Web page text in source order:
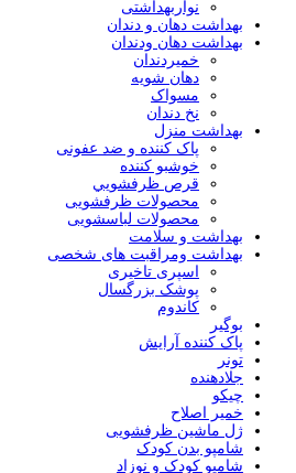
نواربهداشتی
بهداشت دهان و دندان
بهداشت دهان ودندان
خمیردندان
دهان شویه
مسواک
نخ دندان
بهداشت منزل
پاک کننده و ضد عفونی
خوشبو کننده
قرص ظرفشويي
محصولات ظرفشویی
محصولات لباسشویی
بهداشت و سلامت
بهداشت ومراقبت های شخصی
اسپری تاخیری
پوشک بزرگسال
کاندوم
بوگیر
پاک کننده آرایش
تونر
جلادهنده
چیکو
خمیر اصلاح
ژل ماشین ظرفشویی
شامپو بدن کودک
شامپو کودک و نوزاد